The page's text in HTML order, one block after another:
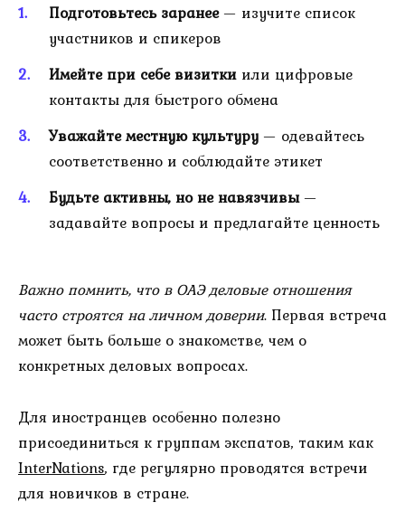
Подготовьтесь заранее— изучите список
участников и спикеров
Имейте при себе визитки или цифровые
контакты для быстрого обмена
Уважайте местную культуру — одевайтесь
соответственно и соблюдайте этикет
Будьте активны, но не навязчивы—
задавайте вопросы и предлагайте ценность
Важно помнить, что в ОАЭ деловые отношения
часто строятся на личном доверии. Первая встреча
может быть больше о знакомстве, чем о
конкретных деловых вопросах.
Для иностранцев особенно полезно
присоединиться к группам экспатов, таким как
InterNations, где регулярно проводятся встречи
для новичков в стране.